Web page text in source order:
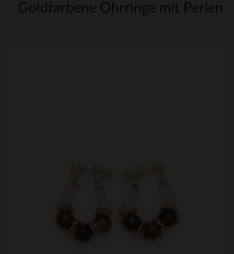
Goldfarbene Ohrringe mit Perlen